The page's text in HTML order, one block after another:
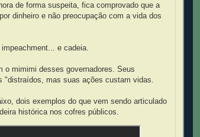
de forma suspeita, fica comprovado que a
dinheiro e não preocupação com a vida dos
e cadeia.
o mimimi desses governadores. Seus
"distraídos, mas suas ações custam vidas.
dois exemplos do que vem sendo articulado
histórica nos cofres públicos.